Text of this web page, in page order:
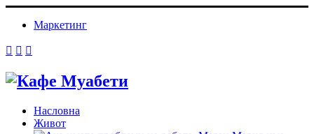
Маркетинг
Насловна
Живот